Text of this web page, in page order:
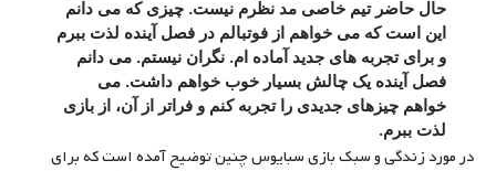
حال حاضر تیم خاصی مد نظرم نیست. چیزی که می دانم
این است که می خواهم از فوتبالم در فصل آینده لذت ببرم
و برای تجربه های جدید آماده ام. نگران نیستم. می دانم
فصل آینده یک چالش بسیار خوب خواهم داشت. می
خواهم چیزهای جدیدی را تجربه کنم و فراتر از آن، از بازی
لذت ببرم.
در مورد زندگی و سبک بازی سبایوس چنین توضیح آمده است که برای